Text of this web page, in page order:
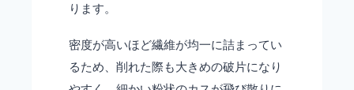
ります。
密度が高いほど繊維が均一に詰まってい
るため、削れた際も大きめの破片になり